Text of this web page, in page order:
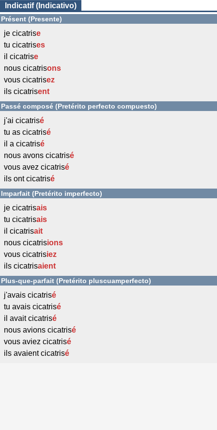
Indicatif (Indicativo)
Présent (Presente)
je cicatrise
tu cicatrises
il cicatrise
nous cicatrisons
vous cicatrisez
ils cicatrisent
Passé composé (Pretérito perfecto compuesto)
j'ai cicatrisé
tu as cicatrisé
il a cicatrisé
nous avons cicatrisé
vous avez cicatrisé
ils ont cicatrisé
Imparfait (Pretérito imperfecto)
je cicatrisais
tu cicatrisais
il cicatrisait
nous cicatrisions
vous cicatrisiez
ils cicatrisaient
Plus-que-parfait (Pretérito pluscuamperfecto)
j'avais cicatrisé
tu avais cicatrisé
il avait cicatrisé
nous avions cicatrisé
vous aviez cicatrisé
ils avaient cicatrisé